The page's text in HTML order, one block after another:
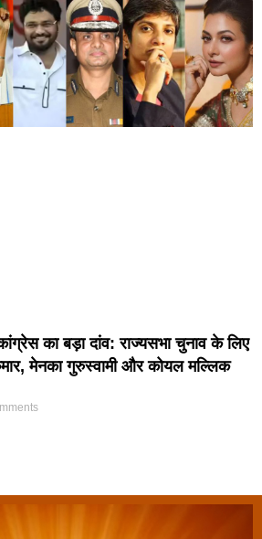
का बड़ा दांव: राज्यसभा चुनाव के लिए
मेनका गुरुस्वामी और कोयल मल्लिक